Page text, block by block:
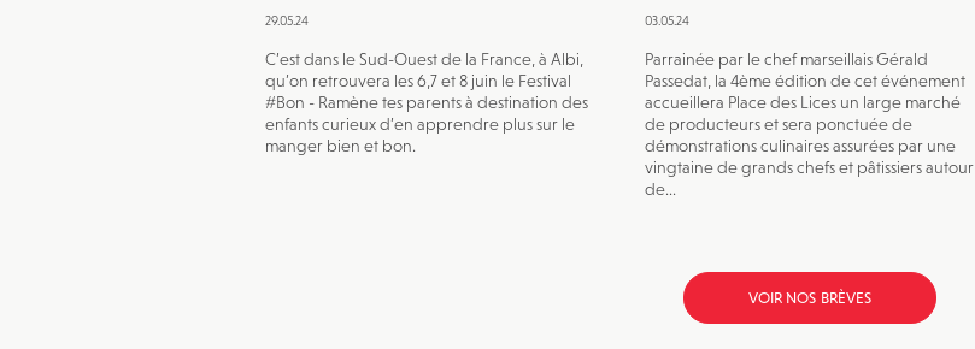
29.05.24
C’est dans le Sud-Ouest de la France, à Albi,
qu’on retrouvera les 6,7 et 8 juin le Festival
#Bon - Ramène tes parents à destination des
enfants curieux d’en apprendre plus sur le
manger bien et bon.
03.05.24
Parrainée par le chef marseillais Gérald
Passedat, la 4ème édition de cet événement
accueillera Place des Lices un large marché
de producteurs et sera ponctuée de
démonstrations culinaires assurées par une
vingtaine de grands chefs et pâtissiers autour
de...
VOIR NOS BRÈVES